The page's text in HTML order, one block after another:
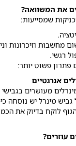
את המשוואה?
שמסייעות:
מחשבות וזיכרונות
רגשי.
פתרון פשוט יותר:
אנרגטיים
מעושרים בגבישי
גביש מינרל יש נוסחה
לוקח בדיוק את
עוזרים?